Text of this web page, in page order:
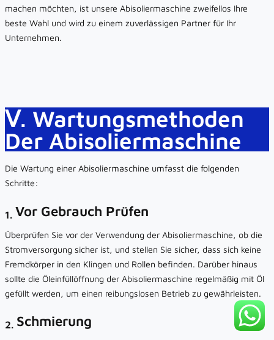
machen möchten, ist unsere Abisoliermaschine zweifellos Ihre
beste Wahl und wird zu einem zuverlässigen Partner für Ihr
Unternehmen.
Ⅴ. Wartungsmethoden
Der Abisoliermaschine
‌Die Wartung einer Abisoliermaschine umfasst die folgenden
Schritte:
1. Vor Gebrauch Prüfen
Überprüfen Sie vor der Verwendung der Abisoliermaschine, ob die
Stromversorgung sicher ist, und stellen Sie sicher, dass sich keine
Fremdkörper in den Klingen und Rollen befinden. Darüber hinaus
sollte die Öleinfüllöffnung der Abisoliermaschine regelmäßig mit Öl
gefüllt werden, um einen reibungslosen Betrieb zu gewährleisten.
2. Schmierung